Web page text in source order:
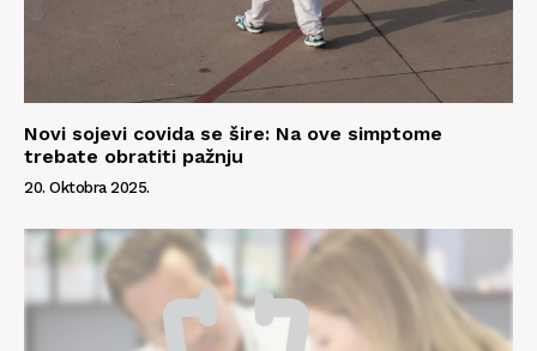
Novi sojevi covida se šire: Na ove simptome
trebate obratiti pažnju
20. Oktobra 2025.